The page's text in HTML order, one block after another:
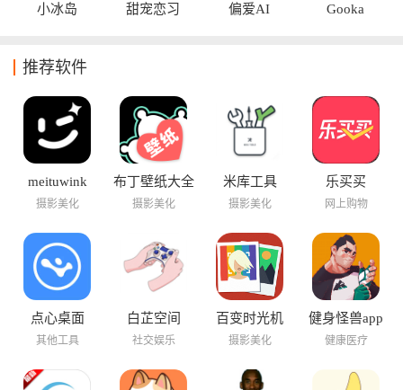
小冰岛 甜宠恋习 偏爱AI Gooka
推荐软件
meituwink
摄影美化
布丁壁纸大全
摄影美化
米库工具
摄影美化
乐买买
网上购物
点心桌面
其他工具
白芷空间
社交娱乐
百变时光机
摄影美化
健身怪兽app
健康医疗